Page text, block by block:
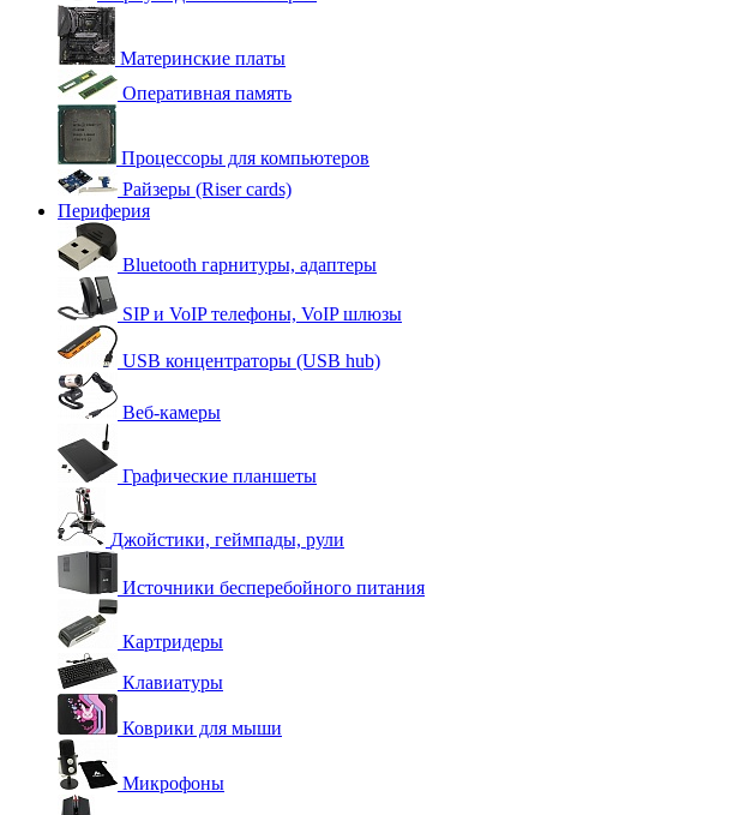
Материнские платы
Оперативная память
Процессоры для компьютеров
Райзеры (Riser cards)
Периферия
Bluetooth гарнитуры, адаптеры
SIP и VoIP телефоны, VoIP шлюзы
USB концентраторы (USB hub)
Веб-камеры
Графические планшеты
Джойстики, геймпады, рули
Источники бесперебойного питания
Картридеры
Клавиатуры
Коврики для мыши
Микрофоны